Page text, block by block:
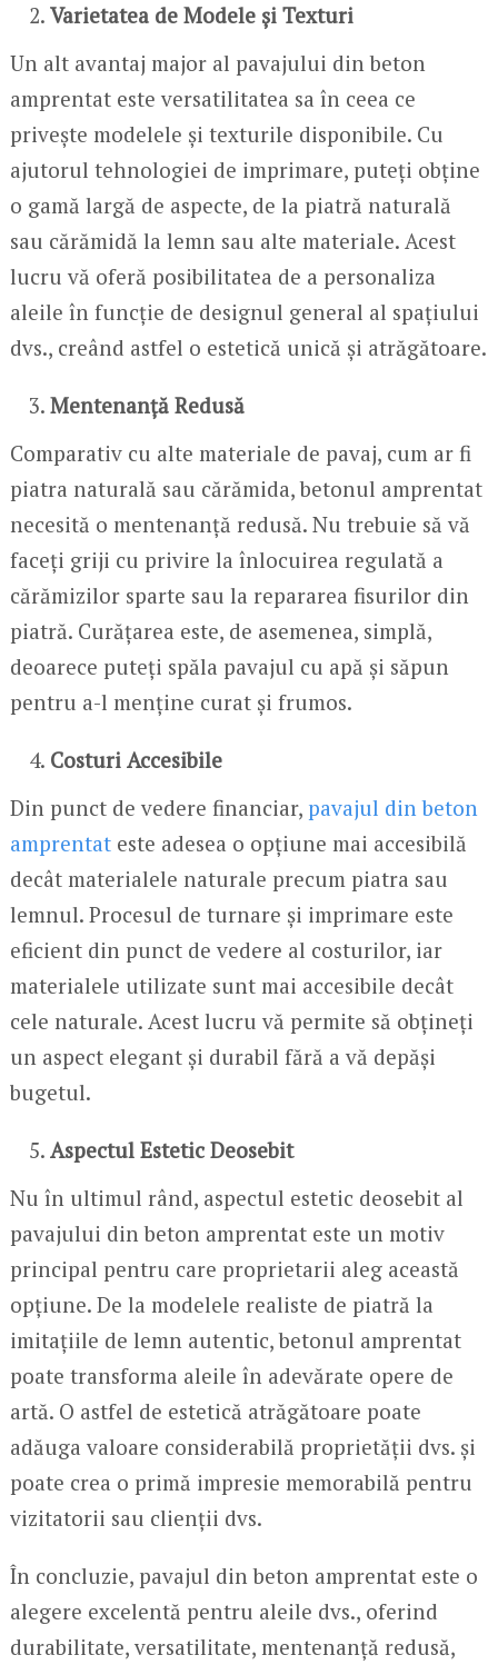
Varietatea de Modele și Texturi
Un alt avantaj major al pavajului din beton
amprentat este versatilitatea sa în ceea ce
privește modelele și texturile disponibile. Cu
ajutorul tehnologiei de imprimare, puteți obține
o gamă largă de aspecte, de la piatră naturală
sau cărămidă la lemn sau alte materiale. Acest
lucru vă oferă posibilitatea de a personaliza
aleile în funcție de designul general al spațiului
dvs., creând astfel o estetică unică și atrăgătoare.
Mentenanță Redusă
Comparativ cu alte materiale de pavaj, cum ar fi
piatra naturală sau cărămida, betonul amprentat
necesită o mentenanță redusă. Nu trebuie să vă
faceți griji cu privire la înlocuirea regulată a
cărămizilor sparte sau la repararea fisurilor din
piatră. Curățarea este, de asemenea, simplă,
deoarece puteți spăla pavajul cu apă și săpun
pentru a-l menține curat și frumos.
Costuri Accesibile
Din punct de vedere financiar, pavajul din beton
amprentateste adesea o opțiune mai accesibilă
decât materialele naturale precum piatra sau
lemnul. Procesul de turnare și imprimare este
eficient din punct de vedere al costurilor, iar
materialele utilizate sunt mai accesibile decât
cele naturale. Acest lucru vă permite să obțineți
un aspect elegant și durabil fără a vă depăși
bugetul.
Aspectul Estetic Deosebit
Nu în ultimul rând, aspectul estetic deosebit al
pavajului din beton amprentat este un motiv
principal pentru care proprietarii aleg această
opțiune. De la modelele realiste de piatră la
imitațiile de lemn autentic, betonul amprentat
poate transforma aleile în adevărate opere de
artă. O astfel de estetică atrăgătoare poate
adăuga valoare considerabilă proprietății dvs. și
poate crea o primă impresie memorabilă pentru
vizitatorii sau clienții dvs.
În concluzie, pavajul din beton amprentat este o
alegere excelentă pentru aleile dvs., oferind
durabilitate, versatilitate, mentenanță redusă,